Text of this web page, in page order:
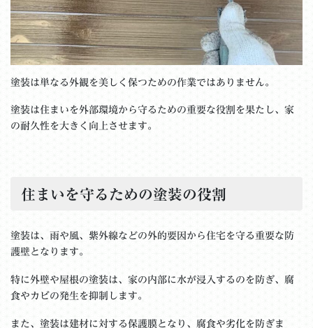
塗装は単なる外観を美しく保つための作業ではありません。
塗装は住まいを外部環境から守るための重要な役割を果たし、家
の耐久性を大きく向上させます。
住まいを守るための塗装の役割
塗装は、雨や風、紫外線などの外的要因から住宅を守る重要な防
護壁となります。
特に外壁や屋根の塗装は、家の内部に水が浸入するのを防ぎ、腐
食やカビの発生を抑制します。
また、塗装は建材に対する保護膜となり、腐食や劣化を防ぎま